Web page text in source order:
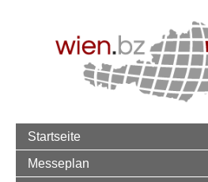
Startseite
Messeplan